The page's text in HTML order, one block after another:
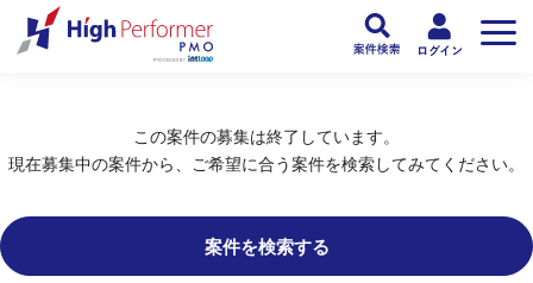
この案件の募集は終了しています。
現在募集中の案件から、ご希望に合う案件を検索してみてください。
案件を検索する